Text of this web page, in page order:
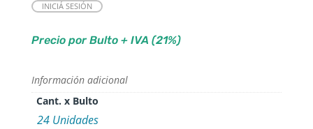
INICIÁ SESIÓN
Precio por Bulto + IVA (21%)
Información adicional
Cant. x Bulto
24 Unidades